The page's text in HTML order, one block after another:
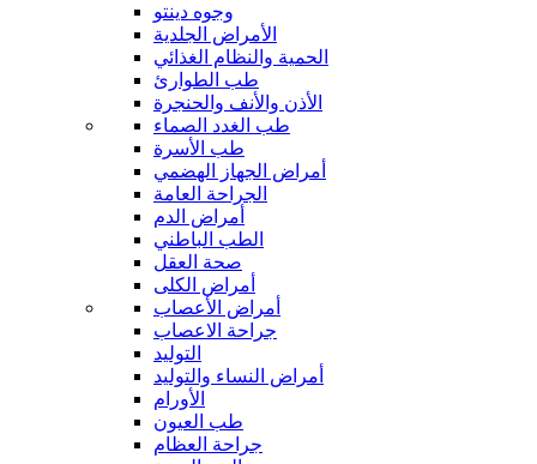
وجوه دينتو
الأمراض الجلدية
الحمية والنظام الغذائي
طب الطوارئ
الأذن والأنف والحنجرة
طب الغدد الصماء
طب الأسرة
أمراض الجهاز الهضمي
الجراحة العامة
أمراض الدم
الطب الباطني
صحة العقل
أمراض الكلى
أمراض الأعصاب
جراحة الاعصاب
التوليد
أمراض النساء والتوليد
الأورام
طب العيون
جراحة العظام